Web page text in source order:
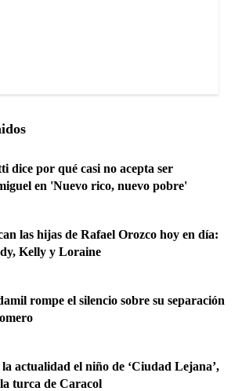
dice por qué casi no acepta ser
en 'Nuevo rico, nuevo pobre'
las hijas de Rafael Orozco hoy en día:
Kelly y Loraine
rompe el silencio sobre su separación
actualidad el niño de ‘Ciudad Lejana’,
turca de Caracol